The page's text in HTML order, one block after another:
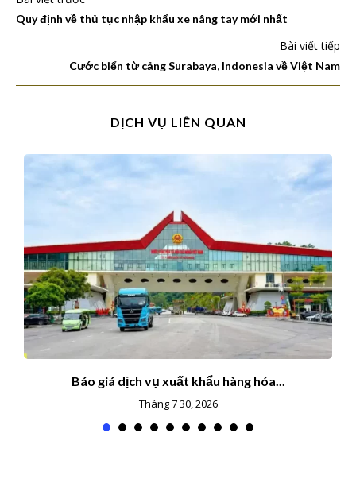
Quy định về thủ tục nhập khẩu xe nâng tay mới nhất
Bài viết tiếp
Cước biển từ cảng Surabaya, Indonesia về Việt Nam
DỊCH VỤ LIÊN QUAN
Báo giá dịch vụ xuất khẩu hàng hóa...
Tháng 7 30, 2026